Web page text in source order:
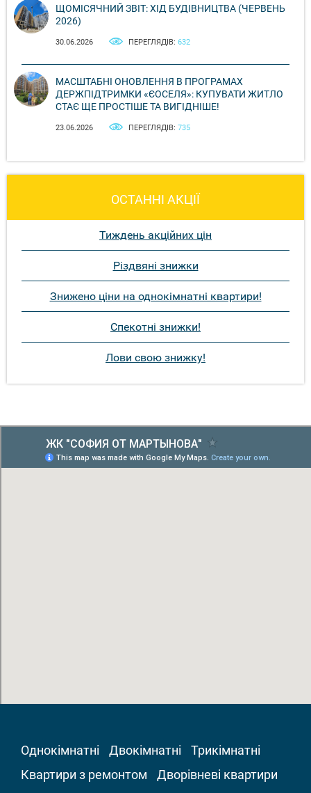
ЩОМІСЯЧНИЙ ЗВІТ: ХІД БУДІВНИЦТВА (ЧЕРВЕНЬ
2026)
30.06.2026 ПЕРЕГЛЯДІВ: 632
МАСШТАБНІ ОНОВЛЕННЯ В ПРОГРАМАХ
ДЕРЖПІДТРИМКИ «ЄОСЕЛЯ»: КУПУВАТИ ЖИТЛО
СТАЄ ЩЕ ПРОСТІШЕ ТА ВИГІДНІШЕ!
23.06.2026 ПЕРЕГЛЯДІВ: 735
ОСТАННІ АКЦІЇ
Тиждень акційних цін
Різдвяні знижки
Знижено ціни на однокімнатні квартири!
Спекотні знижки!
Лови свою знижку!
Однокімнатні Двокімнатні
Трикімнатні
Квартири з ремонтом
Дворівневі квартири